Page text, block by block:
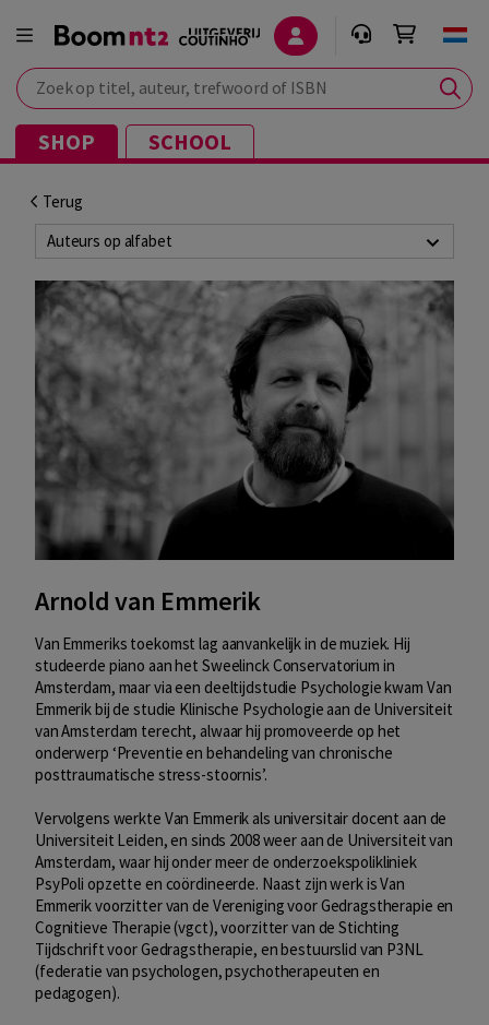
Zoek op titel, auteur, trefwoord of ISBN
SHOP SCHOOL
Terug
Auteurs op alfabet
Arnold van Emmerik
Van Emmeriks toekomst lag aanvankelijk in de muziek. Hij
studeerde piano aan het Sweelinck Conservatorium in
Amsterdam, maar via een deeltijdstudie Psychologie kwam Van
Emmerik bij de studie Klinische Psychologie aan de Universiteit
van Amsterdam terecht, alwaar hij promoveerde op het
onderwerp ‘Preventie en behandeling van chronische
posttraumatische stress-stoornis’.
Vervolgens werkte Van Emmerik als universitair docent aan de
Universiteit Leiden, en sinds 2008 weer aan de Universiteit van
Amsterdam, waar hij onder meer de onderzoekspolikliniek
PsyPoli opzette en coördineerde. Naast zijn werk is Van
Emmerik voorzitter van de Vereniging voor Gedragstherapie en
Cognitieve Therapie (vgct), voorzitter van de Stichting
Tijdschrift voor Gedragstherapie, en bestuurslid van P3NL
(federatie van psychologen, psychotherapeuten en
pedagogen).